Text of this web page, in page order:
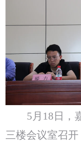
5 月18日，
三楼会议室召